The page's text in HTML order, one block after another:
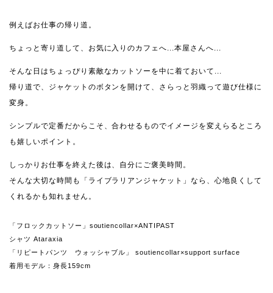
例えばお仕事の帰り道。
ちょっと寄り道して、お気に入りのカフェへ...本屋さんへ...
そんな日はちょっぴり素敵なカットソーを中に着ておいて...
帰り道で、ジャケットのボタンを開けて、さらっと羽織って遊び仕様に
変身。
シンプルで定番だからこそ、合わせるものでイメージを変えらるところ
も嬉しいポイント。
しっかりお仕事を終えた後は、自分にご褒美時間。
そんな大切な時間も「ライブラリアンジャケット」なら、心地良くして
くれるかも知れません。
「フロックカットソー」soutiencollar×ANTIPAST
シャツ Ataraxia
「リピートパンツ ウォッシャブル」 soutiencollar×support surface
着用モデル：身長159cm